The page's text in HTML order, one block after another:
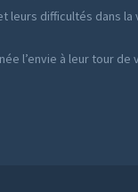
leurs difficultés dans la
l’envie à leur tour de